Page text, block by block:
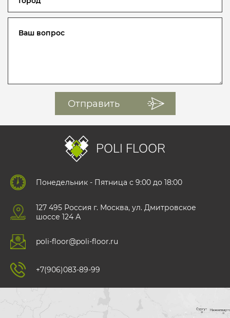
POLI FLOOR
Понедельник - Пятница с 9:00 до 18:00
127 495 Роccия г. Москва, ул. Дмитровское
шоссе 124 А
poli-floor@poli-floor.ru
+7(906)083-89-99